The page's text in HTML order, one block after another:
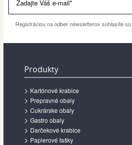
Zadajte Váš e-mail*
Registráciou na odber newsletterov súhlasíte so
Produkty
Kartónové krabice
Prepravné obaly
Cukrárske obaly
Gastro obaly
Darčekové krabice
Papierové tašky